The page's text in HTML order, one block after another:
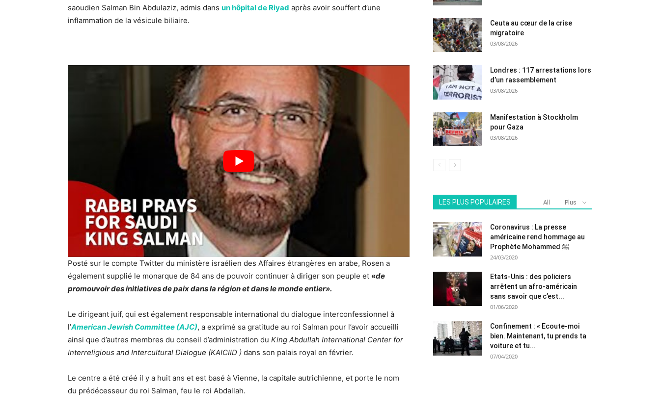
saoudien Salman Bin Abdulaziz, admis dans un hôpital de Riyad après avoir souffert d’une
inflammation de la vésicule biliaire.
Posté sur le compte Twitter du ministère israélien des Affaires étrangères en arabe, Rosen a
également supplié le monarque de 84 ans de pouvoir continuer à diriger son peuple et «de
promouvoir des initiatives de paix dans la région et dans le monde entier».
Le dirigeant juif, qui est également responsable international du dialogue interconfessionnel à
l’American Jewish Committee (AJC), a exprimé sa gratitude au roi Salman pour l’avoir accueilli
ainsi que d’autres membres du conseil d’administration du King Abdullah International Center for
Interreligious and Intercultural Dialogue (KAICIID ) dans son palais royal en février.
Le centre a été créé il y a huit ans et est basé à Vienne, la capitale autrichienne, et porte le nom
du prédécesseur du roi Salman, feu le roi Abdallah.
Ceuta au cœur de la crise
migratoire
03/08/2026
Londres : 117 arrestations lors
d’un rassemblement
03/08/2026
Manifestation à Stockholm
pour Gaza
03/08/2026
LES PLUS POPULAIRES All Plus
Coronavirus : La presse
américaine rend hommage au
Prophète Mohammed ﷺ
24/03/2020
Etats-Unis : des policiers
arrêtent un afro-américain
sans savoir que c’est...
01/06/2020
Confinement : « Ecoute-moi
bien. Maintenant, tu prends ta
voiture et tu...
07/04/2020